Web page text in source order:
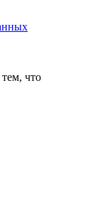
что